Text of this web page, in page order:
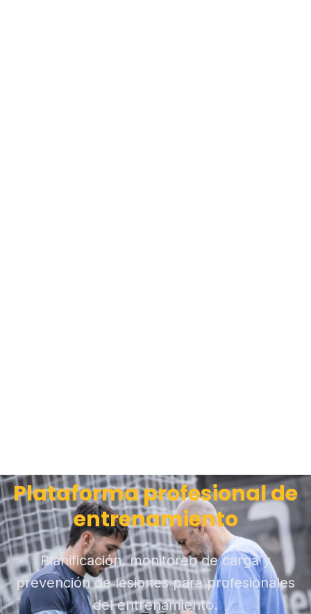
Plataforma profesional de
entrenamiento
Planificación, monitoreo de carga y
prevención de lesiones para profesionales
del entrenamiento.